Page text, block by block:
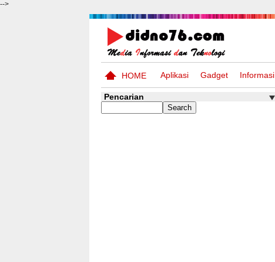
-->
HOME Aplikasi Gadget Informasi
Pencarian